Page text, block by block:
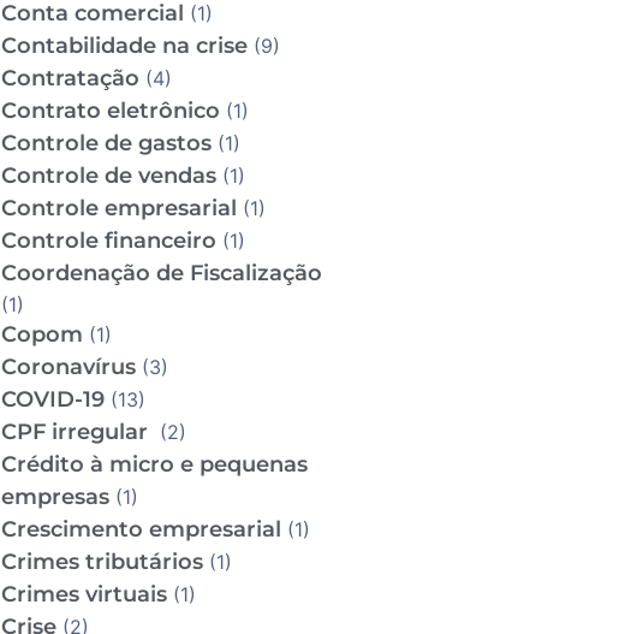
Conta comercial (1)
Contabilidade na crise(9)
Contratação (4)
Contrato eletrônico (1)
Controle de gastos(1)
Controle de vendas(1)
Controle empresarial (1)
Controle financeiro (1)
Coordenação de Fiscalização
(1)
Copom (1)
Coronavírus(3)
COVID-19(13)
CPF irregular (2)
Crédito à micro e pequenas
empresas(1)
Crescimento empresarial (1)
Crimes tributários(1)
Crimes virtuais(1)
Crise(2)